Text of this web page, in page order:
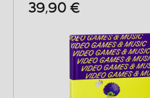
39,90 €